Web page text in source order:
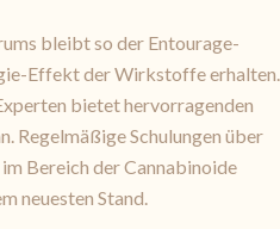
bleibt so der Entourage-
Effekt der Wirkstoffe erhalten.
bietet hervorragenden
Regelmäßige Schulungen über
Bereich der Cannabinoide
neuesten Stand.